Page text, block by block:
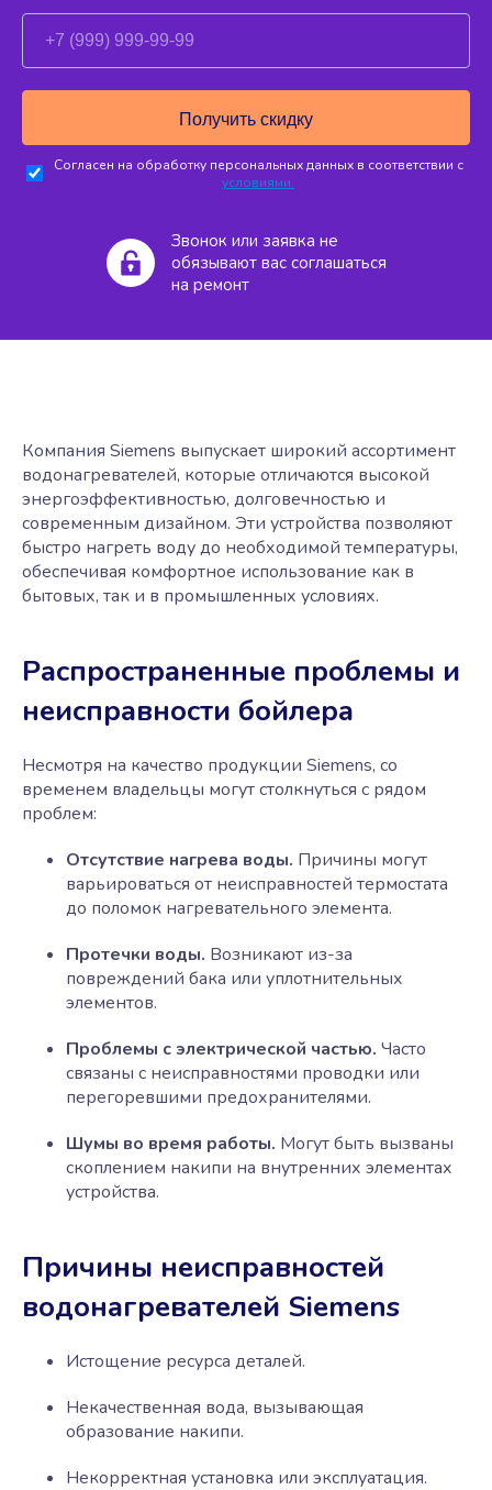
Согласен на обработку персональных данных в соответствии с
условиями.
Звонок или заявка не
обязывают вас соглашаться
на ремонт
Компания Siemens выпускает широкий ассортимент
водонагревателей, которые отличаются высокой
энергоэффективностью, долговечностью и
современным дизайном. Эти устройства позволяют
быстро нагреть воду до необходимой температуры,
обеспечивая комфортное использование как в
бытовых, так и в промышленных условиях.
Распространенные проблемы и
неисправности бойлера
Несмотря на качество продукции Siemens, со
временем владельцы могут столкнуться с рядом
проблем:
Отсутствие нагрева воды. Причины могут
варьироваться от неисправностей термостата
до поломок нагревательного элемента.
Протечки воды. Возникают из-за
повреждений бака или уплотнительных
элементов.
Проблемы с электрической частью. Часто
связаны с неисправностями проводки или
перегоревшими предохранителями.
Шумы во время работы. Могут быть вызваны
скоплением накипи на внутренних элементах
устройства.
Причины неисправностей
водонагревателей Siemens
Истощение ресурса деталей.
Некачественная вода, вызывающая
образование накипи.
Некорректная установка или эксплуатация.